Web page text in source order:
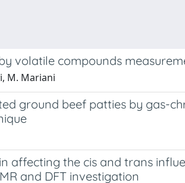
volatile compounds
M. Mariani
ground beef patties by gas-
the cis and trans
and DFT investigation